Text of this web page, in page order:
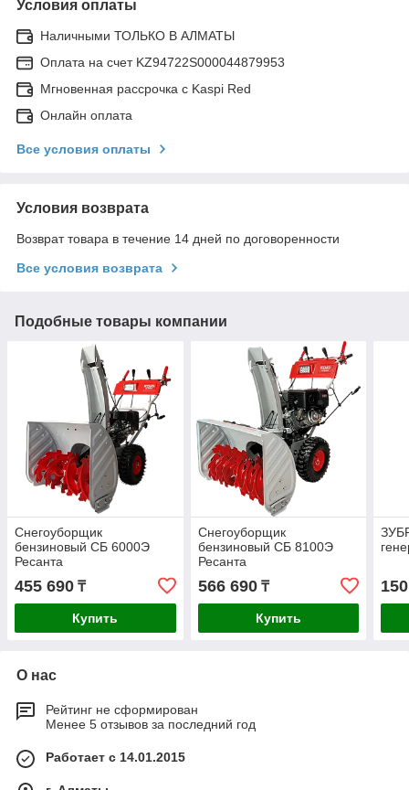
Условия оплаты
Наличными ТОЛЬКО В АЛМАТЫ
Оплата на счет KZ94722S000044879953
Мгновенная рассрочка с Kaspi Red
Онлайн оплата
Все условия оплаты
Условия возврата
Возврат товара в течение 14 дней по договоренности
Все условия возврата
Подобные товары компании
Снегоуборщик
бензиновый СБ 6000Э
Ресанта
455 690 ₸
Купить
Снегоуборщик
бензиновый СБ 8100Э
Ресанта
566 690₸
Купить
О нас
Рейтинг не сформирован
Менее 5 отзывов за последний год
Работает с 14.01.2015